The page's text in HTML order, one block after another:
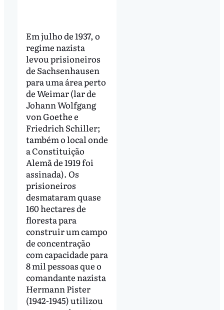
Em julho de 1937, o
regime nazista
levou prisioneiros
de Sachsenhausen
para uma área perto
de Weimar (lar de
Johann Wolfgang
von Goethe e
Friedrich Schiller;
também o local onde
a Constituição
Alemã de 1919 foi
assinada). Os
prisioneiros
desmataram quase
160 hectares de
floresta para
construir um campo
de concentração
com capacidade para
8 mil pessoas que o
comandante nazista
Hermann Pister
(1942-1945) utilizou